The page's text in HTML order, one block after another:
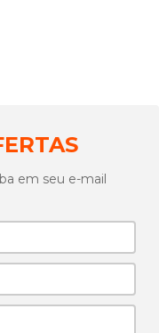
em seu e-mail